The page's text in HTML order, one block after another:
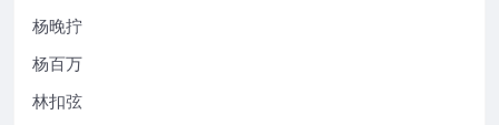
杨晚拧
杨百万
林扣弦